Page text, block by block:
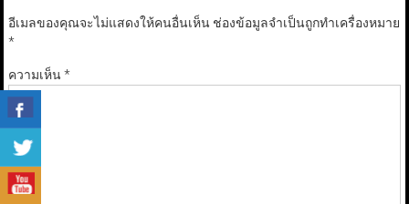
อีเมลของคุณจะไม่แสดงให้คนอื่นเห็น ช่องข้อมูลจำเป็นถูกทำเครื่องหมาย
*
ความเห็น*